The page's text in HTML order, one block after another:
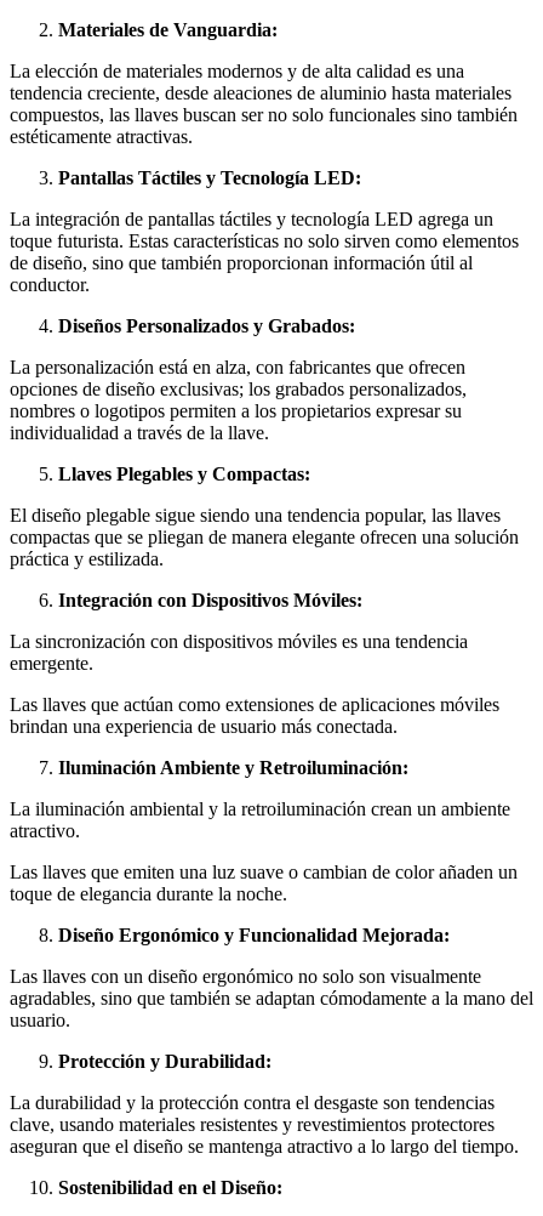
Materiales de Vanguardia:
La elección de materiales modernos y de alta calidad es una
tendencia creciente, desde aleaciones de aluminio hasta materiales
compuestos, las llaves buscan ser no solo funcionales sino también
estéticamente atractivas.
Pantallas Táctiles y Tecnología LED:
La integración de pantallas táctiles y tecnología LED agrega un
toque futurista. Estas características no solo sirven como elementos
de diseño, sino que también proporcionan información útil al
conductor.
Diseños Personalizados y Grabados:
La personalización está en alza, con fabricantes que ofrecen
opciones de diseño exclusivas; los grabados personalizados,
nombres o logotipos permiten a los propietarios expresar su
individualidad a través de la llave.
Llaves Plegables y Compactas:
El diseño plegable sigue siendo una tendencia popular, las llaves
compactas que se pliegan de manera elegante ofrecen una solución
práctica y estilizada.
Integración con Dispositivos Móviles:
La sincronización con dispositivos móviles es una tendencia
emergente.
Las llaves que actúan como extensiones de aplicaciones móviles
brindan una experiencia de usuario más conectada.
Iluminación Ambiente y Retroiluminación:
La iluminación ambiental y la retroiluminación crean un ambiente
atractivo.
Las llaves que emiten una luz suave o cambian de color añaden un
toque de elegancia durante la noche.
Diseño Ergonómico y Funcionalidad Mejorada:
Las llaves con un diseño ergonómico no solo son visualmente
agradables, sino que también se adaptan cómodamente a la mano del
usuario.
Protección y Durabilidad:
La durabilidad y la protección contra el desgaste son tendencias
clave, usando materiales resistentes y revestimientos protectores
aseguran que el diseño se mantenga atractivo a lo largo del tiempo.
Sostenibilidad en el Diseño: